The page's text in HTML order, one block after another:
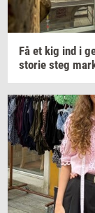
Få et kig ind i
sto­rie steg